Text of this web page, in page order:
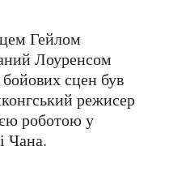
Лоуренсом
сцен був
режисер
роботою у
Чана.